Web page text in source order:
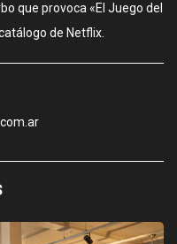
que provoca «El Juego del
de Netflix.